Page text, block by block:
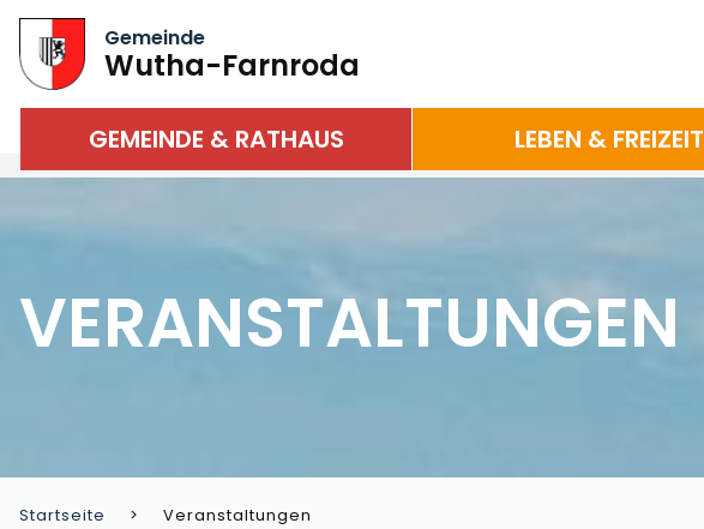
Gemeinde
Wutha-Farnroda
GEMEINDE & RATHAUS LEBEN & FREIZEIT
VERANSTALTUNGEN
Startseite Veranstaltungen